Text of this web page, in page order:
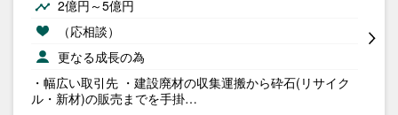
2億円～5億円
（応相談）
更なる成長の為
・幅広い取引先 ・建設廃材の収集運搬から砕石(リサイク
ル・新材)の販売までを手掛…